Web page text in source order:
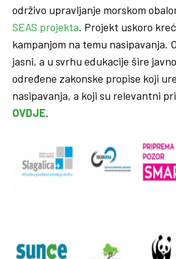
održivo upravljanje morskom
SEAS projekta. Projekt uskoro
kampanjom na temu nasipavanja.
jasni, a u svrhu edukacije šire
određene zakonske propise koji
nasipavanja, a koji su relevantni
OVDJE.